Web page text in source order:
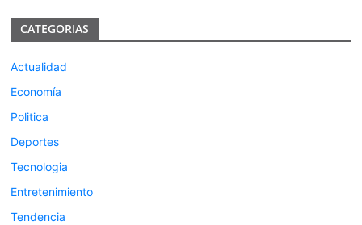
CATEGORIAS
Actualidad
Economía
Politica
Deportes
Tecnologia
Entretenimiento
Tendencia